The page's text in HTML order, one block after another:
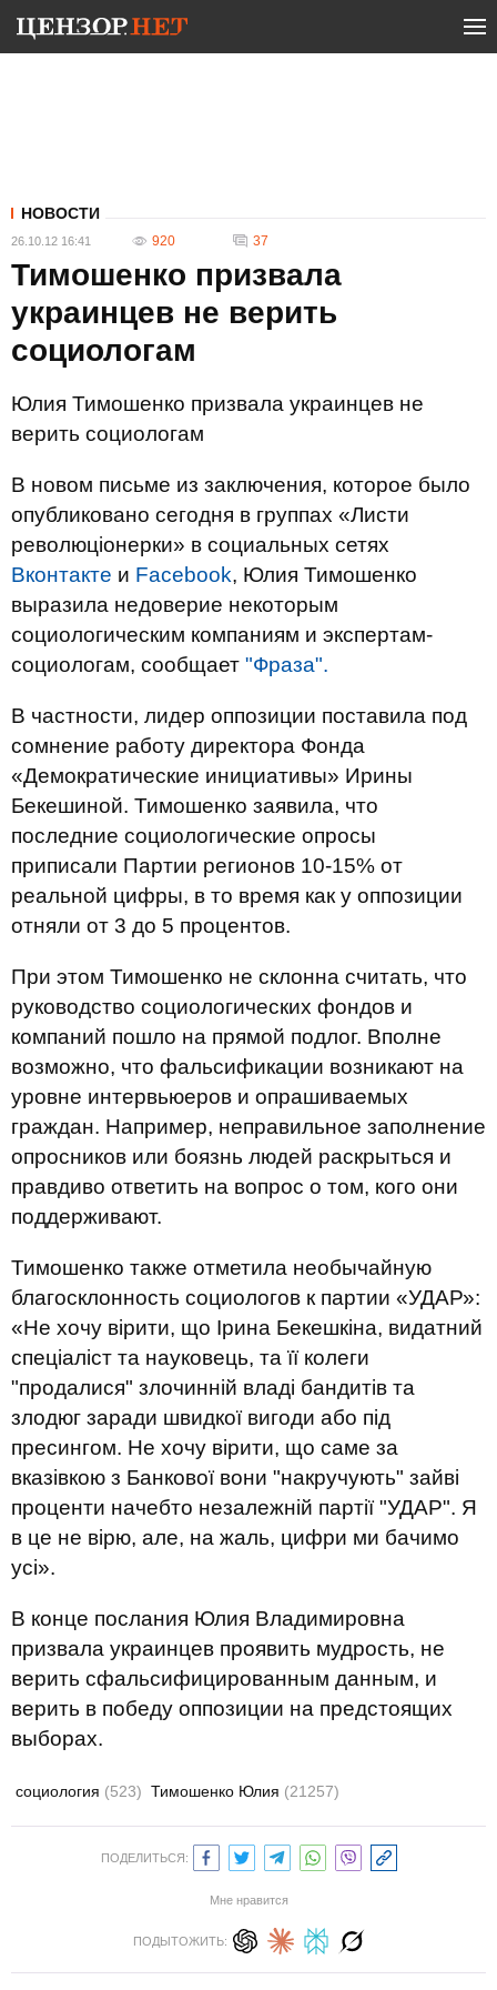
НОВОСТИ
26.10.12 16:41 920 37
Тимошенко призвала
украинцев не верить
социологам
Юлия Тимошенко призвала украинцев не
верить социологам
В новом письме из заключения, которое было
опубликовано сегодня в группах «Листи
революціонерки» в социальных сетях
Вконтакте и Facebook, Юлия Тимошенко
выразила недоверие некоторым
социологическим компаниям и экспертам-
социологам, сообщает "Фраза".
В частности, лидер оппозиции поставила под
сомнение работу директора Фонда
«Демократические инициативы» Ирины
Бекешиной. Тимошенко заявила, что
последние социологические опросы
приписали Партии регионов 10-15% от
реальной цифры, в то время как у оппозиции
отняли от 3 до 5 процентов.
При этом Тимошенко не склонна считать, что
руководство социологических фондов и
компаний пошло на прямой подлог. Вполне
возможно, что фальсификации возникают на
уровне интервьюеров и опрашиваемых
граждан. Например, неправильное заполнение
опросников или боязнь людей раскрыться и
правдиво ответить на вопрос о том, кого они
поддерживают.
Тимошенко также отметила необычайную
благосклонность социологов к партии «УДАР»:
«Не хочу вірити, що Ірина Бекешкіна, видатний
спеціаліст та науковець, та її колеги
"продалися" злочинній владі бандитів та
злодюг заради швидкої вигоди або під
пресингом. Не хочу вірити, що саме за
вказівкою з Банкової вони "накручують" зайві
проценти начебто незалежній партії "УДАР". Я
в це не вірю, але, на жаль, цифри ми бачимо
усі».
В конце послания Юлия Владимировна
призвала украинцев проявить мудрость, не
верить сфальсифицированным данным, и
верить в победу оппозиции на предстоящих
выборах.
социология (523) Тимошенко Юлия (21257)
ПОДЕЛИТЬСЯ:
Мне нравится
ПОДЫТОЖИТЬ: